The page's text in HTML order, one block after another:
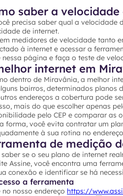
saber a
precisa saber qual a velocidade
de internet.
medidores de velocidade tanto
à internet e acessar a
nessa página e faça o teste de
internet em
dentro de Miravânia, a melhor
bairros, determinados
endereços a cobertura pode
mais do que escolher apenas
pelo CEP e comparar as
forma, você evita contratar um
à sua rotina no
de medição
saber se o seu plano de internet
Assine, você encontra uma
conexão e identificar se há
a ferramenta
no nosso endereço https://